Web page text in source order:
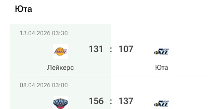
Юта
13.04.2026 03:30
Лейкерс
131 : 107
Юта
08.04.2026 03:00
156 : 137